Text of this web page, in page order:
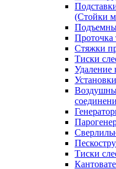
(Стойки
Проточка
Стяжки
Тиски
Удаление
Тиски